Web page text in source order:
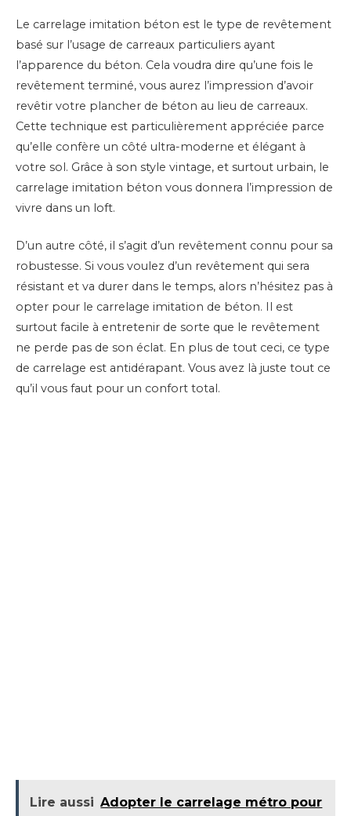
Le carrelage imitation béton est le type de revêtement
basé sur l’usage de carreaux particuliers ayant
l’apparence du béton. Cela voudra dire qu’une fois le
revêtement terminé, vous aurez l’impression d’avoir
revêtir votre plancher de béton au lieu de carreaux.
Cette technique est particulièrement appréciée parce
qu’elle confère un côté ultra-moderne et élégant à
votre sol. Grâce à son style vintage, et surtout urbain, le
carrelage imitation béton vous donnera l’impression de
vivre dans un loft.
D’un autre côté, il s’agit d’un revêtement connu pour sa
robustesse. Si vous voulez d’un revêtement qui sera
résistant et va durer dans le temps, alors n’hésitez pas à
opter pour le carrelage imitation de béton. Il est
surtout facile à entretenir de sorte que le revêtement
ne perde pas de son éclat. En plus de tout ceci, ce type
de carrelage est antidérapant. Vous avez là juste tout ce
qu’il vous faut pour un confort total.
Lire aussi Adopter le carrelage métro pour